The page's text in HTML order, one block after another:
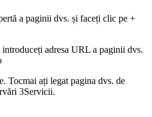
a paginii dvs. și faceți clic pe +
adresa URL a paginii dvs.
Tocmai ați legat pagina dvs. de
3Servicii.